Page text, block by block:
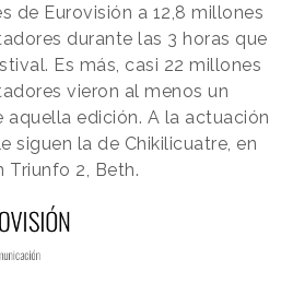
de Eurovisión a 12,8 millones
durante las 3 horas que
Es más, casi 22 millones
vieron al menos un
aquella edición. A la actuación
siguen la de Chikilicuatre, en
Triunfo 2, Beth.